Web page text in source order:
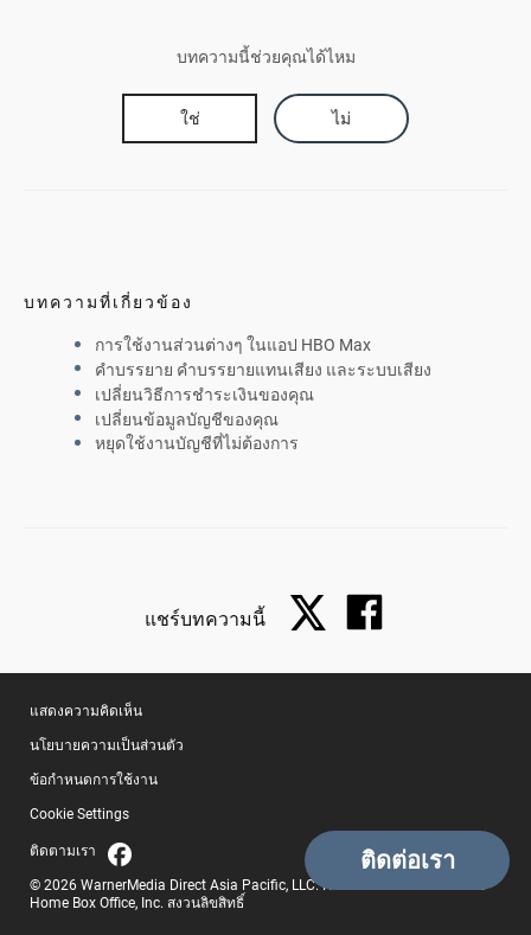
บทความนี้ช่วยคุณได้ไหม
ใช่ ไม่
บทความที่เกี่ยวข้อง
การใช้งานส่วนต่างๆ ในแอป HBO Max
คำบรรยาย คำบรรยายแทนเสียง และระบบเสียง
เปลี่ยนวิธีการชำระเงินของคุณ
เปลี่ยนข้อมูลบัญชีของคุณ
หยุดใช้งานบัญชีที่ไม่ต้องการ
แชร์บทความนี้
แสดงความคิดเห็น
นโยบายความเป็นส่วนตัว
ข้อกำหนดการใช้งาน
Cookie Settings
ติดตามเรา
© 2026 WarnerMedia Direct Asia Pacific, LLC. HBO Max เป็นทรัพย์สินของ
Home Box Office, Inc. สงวนลิขสิทธิ์